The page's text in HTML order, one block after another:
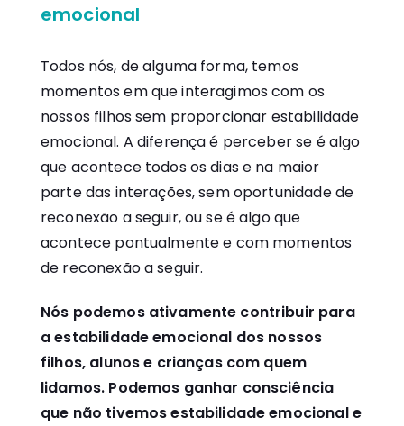
emocional
Todos nós, de alguma forma, temos
momentos em que interagimos com os
nossos filhos sem proporcionar estabilidade
emocional. A diferença é perceber se é algo
que acontece todos os dias e na maior
parte das interações, sem oportunidade de
reconexão a seguir, ou se é algo que
acontece pontualmente e com momentos
de reconexão a seguir.
Nós podemos ativamente contribuir para
a estabilidade emocional dos nossos
filhos, alunos e crianças com quem
lidamos. Podemos ganhar consciência
que não tivemos estabilidade emocional e